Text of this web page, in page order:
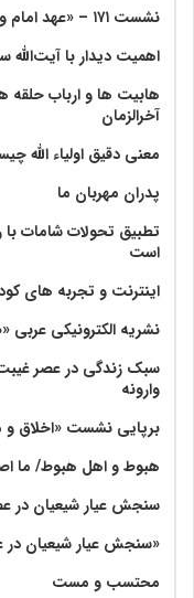
نشست ۱۷۱ – «عهد امام و عهد با امام عصر(عج)»
اهمیت دیدار با آیت‌الله
هابیت ها و ارباب حلقه
آخرالزمان
معنی دقیق اولیاء الله
پدران مهربان ما
تطبیق تحولات شامات با
است
اینترنت و تجربه های
نشریه الکترونیکی عربی
سبک زندگی در عصر
وارونه
برپایی نشست «اخلاق و
هبوط و اهل هبوط/ ما
سنجش عیار شیعیان در
«سنجش عیار شیعیان در
محتسب و مست